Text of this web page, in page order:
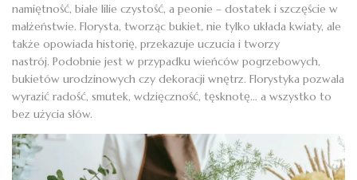
namiętność, białe lilie czystość, a peonie – dostatek i szczęście w
małżeństwie. Florysta, tworząc bukiet, nie tylko układa kwiaty, ale
także opowiada historię, przekazuje uczucia i tworzy
nastrój. Podobnie jest w przypadku wieńców pogrzebowych,
bukietów urodzinowych czy dekoracji wnętrz. Florystyka pozwala
wyrazić radość, smutek, wdzięczność, tęsknotę… a wszystko to
bez użycia słów.